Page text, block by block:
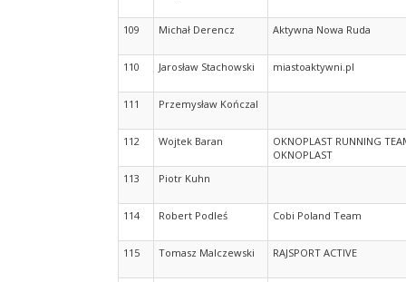
109 Michał Derencz Aktywna Nowa Ruda
110 Jarosław Stachowski miastoaktywni.pl
111 Przemysław Kończal
112 Wojtek Baran
OKNOPLAST RUNNING
OKNOPLAST
113
Piotr Kuhn
114 Robert Podleś Cobi Poland Team
115 Tomasz Malczewski RAJSPORT ACTIVE